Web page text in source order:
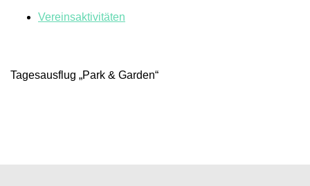
Vereinsaktivitäten
Tagesausflug „Park & Garden“